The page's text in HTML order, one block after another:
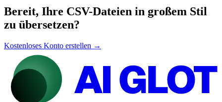
Bereit, Ihre CSV-Dateien in großem Stil
zu übersetzen?
Kostenloses Konto erstellen →